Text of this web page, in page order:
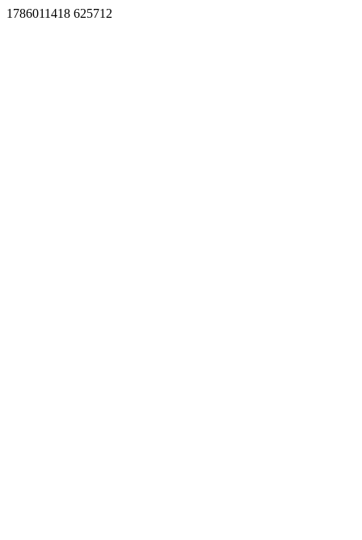
1786011418 625712